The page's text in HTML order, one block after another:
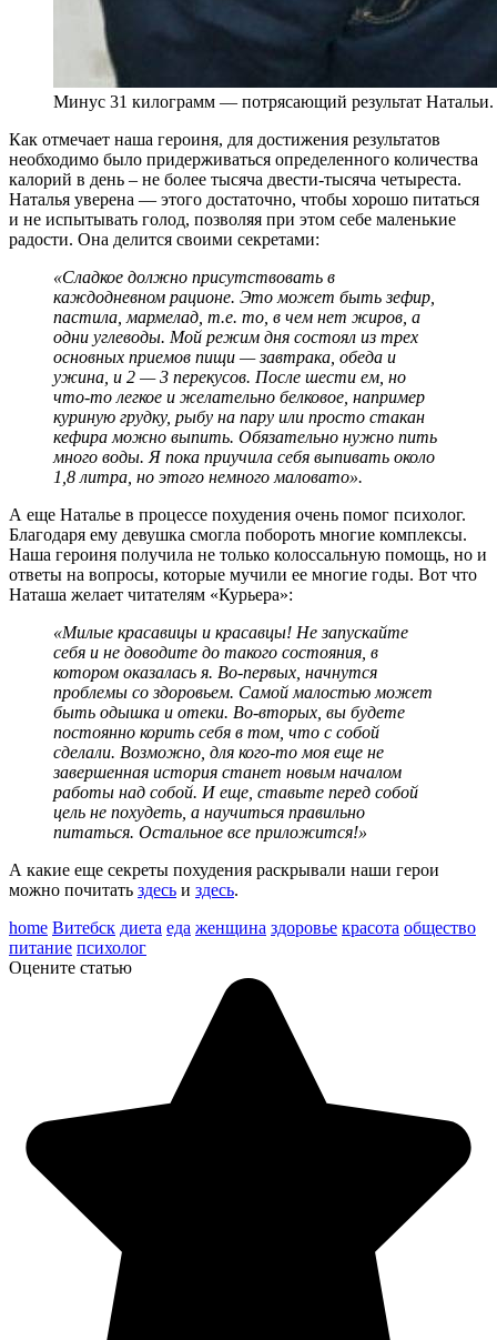
Минус 31 килограмм — потрясающий результат
Как отмечает наша героиня, для достижения результатов
необходимо было придерживаться определенного количества
калорий в день – не более тысяча двести-тысяча четыреста.
Наталья уверена — этого достаточно, чтобы хорошо питаться
и не испытывать голод, позволяя при этом себе маленькие
радости. Она делится своими секретами:
«Сладкое должно присутствовать в
каждодневном рационе. Это может быть зефир,
пастила, мармелад, т.е. то, в чем нет жиров, а
одни углеводы. Мой режим дня состоял из трех
основных приемов пищи — завтрака, обеда и
ужина, и 2 — 3 перекусов. После шести ем, но
что-то легкое и желательно белковое, например
куриную грудку, рыбу на пару или просто стакан
кефира можно выпить. Обязательно нужно пить
много воды. Я пока приучила себя выпивать около
1,8 литра, но этого немного маловато».
А еще Наталье в процессе похудения очень помог психолог.
Благодаря ему девушка смогла побороть многие комплексы.
Наша героиня получила не только колоссальную помощь, но и
ответы на вопросы, которые мучили ее многие годы. Вот что
Наташа желает читателям «Курьера»:
«Милые красавицы и красавцы! Не запускайте
себя и не доводите до такого состояния, в
котором оказалась я. Во-первых, начнутся
проблемы со здоровьем. Самой малостью может
быть одышка и отеки. Во-вторых, вы будете
постоянно корить себя в том, что с собой
сделали. Возможно, для кого-то моя еще не
завершенная история станет новым началом
работы над собой. И еще, ставьте перед собой
цель не похудеть, а научиться правильно
питаться. Остальное все приложится!»
А какие еще секреты похудения раскрывали наши герои
можно почитать здесь и здесь.
home Витебск диета еда женщина здоровье красота общество
питание психолог
Оцените статью